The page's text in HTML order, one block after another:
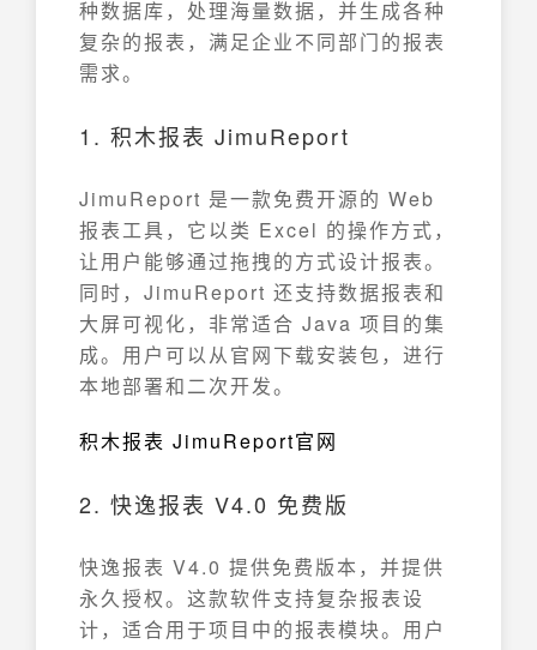
种数据库，处理海量数据，并生成各种
复杂的报表，满足企业不同部门的报表
需求。
1. 积木报表 JimuReport
JimuReport 是一款免费开源的 Web
报表工具，它以类 Excel 的操作方式，
让用户能够通过拖拽的方式设计报表。
同时，JimuReport 还支持数据报表和
大屏可视化，非常适合 Java 项目的集
成。用户可以从官网下载安装包，进行
本地部署和二次开发。
积木报表 JimuReport官网
2. 快逸报表 V4.0 免费版
快逸报表 V4.0 提供免费版本，并提供
永久授权。这款软件支持复杂报表设
计，适合用于项目中的报表模块。用户